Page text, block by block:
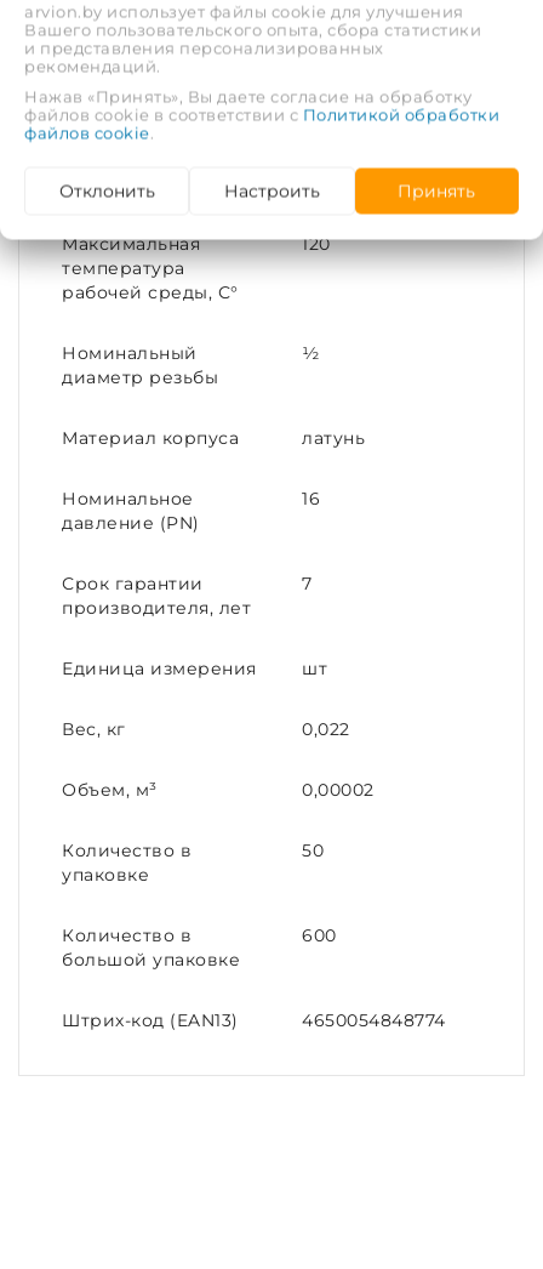
Тип соединения Переходное
Материал Латунь
размер
Максимальная
температура
рабочей среды, С°
120
Номинальный
диаметр резьбы
½
Материал корпуса латунь
Номинальное
давление (PN)
16
Срок гарантии
производителя, лет
7
Единица измерения шт
Вес, кг 0,022
Объем, м³ 0,00002
Количество в
упаковке
50
Количество в
большой упаковке
600
Штрих-код (EAN13) 4650054848774
arvion.by использует файлы cookie для улучшения
Вашего пользовательского опыта, сбора статистики
и представления персонализированных
рекомендаций.
Нажав «Принять», Вы даете согласие на обработку
файлов cookie в соответствии с Политикой обработки
файлов cookie.
Отклонить Настроить Принять